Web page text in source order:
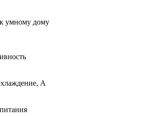
умному дому
А